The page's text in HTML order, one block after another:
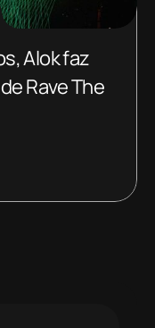
Alok faz
Rave The